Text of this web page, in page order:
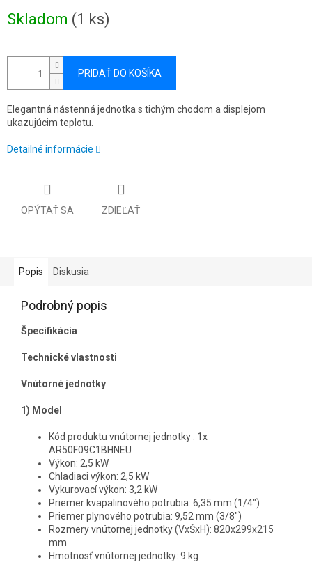
cena:
Skladom (1 ks)
PRIDAŤ DO KOŠÍKA
Elegantná nástenná jednotka s tichým chodom a displejom
ukazujúcim teplotu.
Detailné informácie
OPÝTAŤ SA ZDIEĽAŤ
Popis Diskusia
Podrobný popis
Špecifikácia
Technické vlastnosti
Vnútorné jednotky
1) Model
Kód produktu vnútornej jednotky : 1x
AR50F09C1BHNEU
Výkon: 2,5 kW
Chladiaci výkon: 2,5 kW
Vykurovací výkon: 3,2 kW
Priemer kvapalinového potrubia: 6,35 mm (1/4")
Priemer plynového potrubia: 9,52 mm (3/8")
Rozmery vnútornej jednotky (VxŠxH): 820x299x215
mm
Hmotnosť vnútornej jednotky: 9 kg